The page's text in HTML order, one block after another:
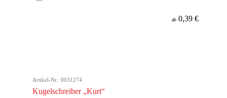
ab 0,39 €
Artikel-Nr.: 0031274
Kugelschreiber „Kurt“